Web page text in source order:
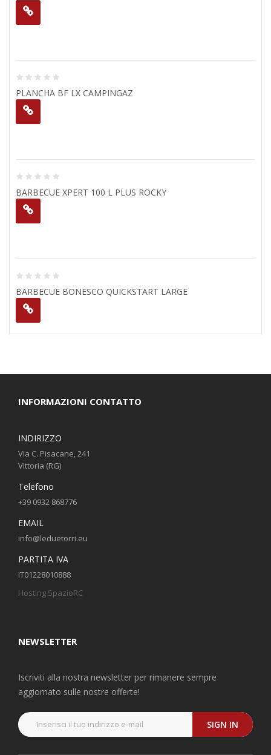
PLANCHA BF LX CAMPINGAZ
BARBECUE XPERT 100 L PLUS ROCKY
BARBECUE BONESCO QUICKSTART LARGE
INFORMAZIONI CONTATTO
INDIRIZZO
Via C. Pisacane, 241
Vittoria (RG)
Telefono
+39 0932 868776
EMAIL
info@leduetorri.eu
PARTITA IVA
IT01228010888
Hosting SpazioRC
NEWSLETTER
Iscriviti alla nostra newsletter per rimanere sempre
aggiornato sulle nostre offerte!
SIGN IN